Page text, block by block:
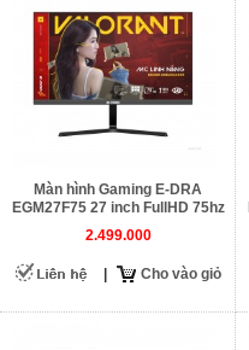
Màn hình Gaming E-DRA
EGM27F75 27 inch FullHD 75hz
2.499.000
Cho vào giỏ